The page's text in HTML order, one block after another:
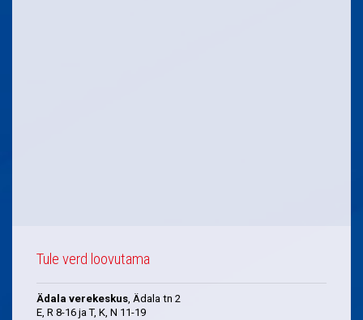
Tule verd loovutama
Ädala verekeskus, Ädala tn 2
E, R 8-16 ja T, K, N 11-19